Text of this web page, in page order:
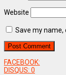
Website
Save my
FACEBOOK:
DISQUS: 0